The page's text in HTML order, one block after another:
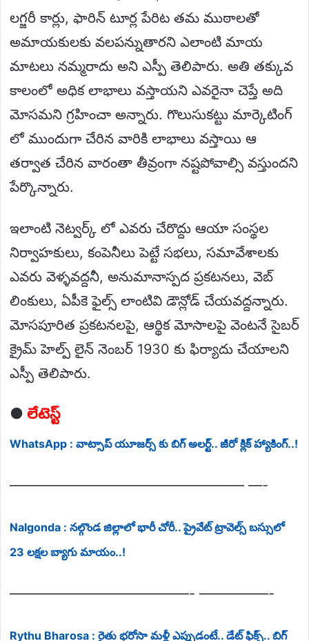
లగ్జరీ కార్లు, ఫారిన్ టూర్ల పేరిట తమ ముఠాలతో
అమాయకులకు వలపన్నుతారని ఎలాంటి మాయ
మాటలు నమ్మరాదు అని ఎస్పీ తెలిపారు. అతి తక్కువ
కాలంలో అధిక లాభాలు వస్తాయని ఎవరైనా చెప్తే అది
మోసమని గ్రహించా అన్నారు. గొలుసుకట్టు మార్కెటింగ్
లో ముందుగా చేరిన వారికి లాభాలు వస్తాయి ఆ
తర్వాత చేరిన వారంతా తీవ్రంగా నష్టపోవాల్సి వస్తుందని
పేర్కొన్నారు.
ఇలాంటి నెట్వర్క్ లో ఎవరు చేరొద్దు ఆయా సంస్థల
నిర్వాహకులు, కంపెనీలు పెట్టే సభలు, సమావేశాలకు
ఎవరు వెళ్ళవద్దనీ, అనుమానాస్పద ప్రకటనలు, వెబ్
లింకులు, ఏపీకె ఫైల్స్ లాంటివి డౌన్లోడ్ చేయవద్దన్నారు.
మోసపూరిత ప్రకటనలపై, ఆర్థిక మోసాలపై వెంటనే సైబర్
క్రైమ్ హెల్ప్ లైన్ నెంబర్ 1930 కు ఫిర్యాదు చేయాలని
ఎస్పీ తెలిపారు.
● లేటెస్ట్
WhatsApp : వాట్సాప్ యూజర్స్ కు బిగ్ అలర్ట్.. జీరో క్లిక్ హ్యాకింగ్..!
————————————————— —-
Nalgonda : నల్గొండ జిల్లాలో భారీ చోరీ.. ప్రైవేట్ ట్రావెల్స్ బస్సులో
23 లక్షల బ్యాగు మాయం..!
—————————————- —————-
Rythu Bharosa : రైతు భరోసా మళ్లీ ఎప్పుడంటే.. డేట్ ఫిక్స్.. బిగ్